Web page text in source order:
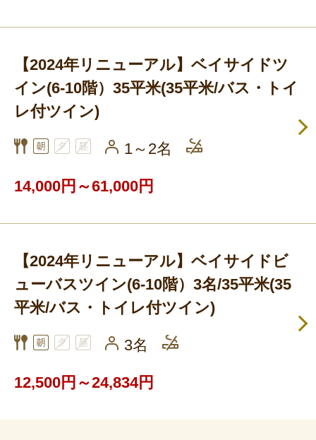
【2024年リニューアル】ベイサイドツ
イン(6-10階）35平米(35平米/バス・トイ
レ付ツイン)
1～2名
14,000円～61,000円
【2024年リニューアル】ベイサイドビ
ューバスツイン(6-10階）3名/35平米(35
平米/バス・トイレ付ツイン)
3名
12,500円～24,834円